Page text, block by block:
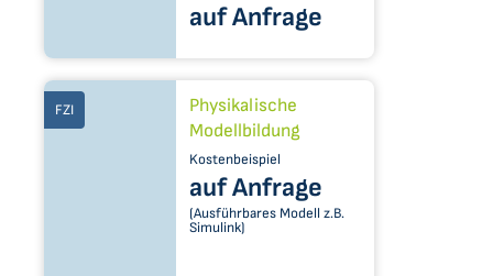
auf Anfrage
FZI
Physikalische
Modellbildung
Kostenbeispiel
auf Anfrage
(Ausführbares Modell z.B.
Simulink)